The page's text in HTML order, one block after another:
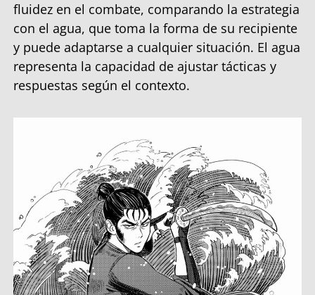
fluidez en el combate, comparando la estrategia
con el agua, que toma la forma de su recipiente
y puede adaptarse a cualquier situación. El agua
representa la capacidad de ajustar tácticas y
respuestas según el contexto.